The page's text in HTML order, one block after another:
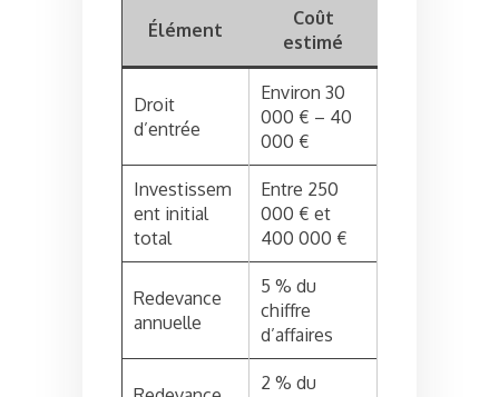
Élément
Coût
estimé
Droit
d’entrée
Environ 30
000 € – 40
000 €
Investissem
ent initial
total
Entre 250
000 € et
400 000 €
Redevance
annuelle
5 % du
chiffre
d’affaires
2 % du